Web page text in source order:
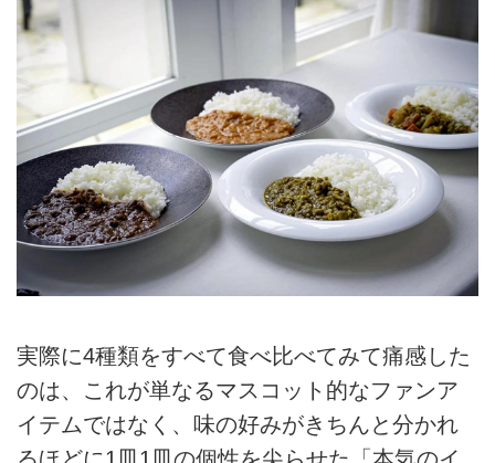
実際に4種類をすべて食べ比べてみて痛感した
のは、これが単なるマスコット的なファンア
イテムではなく、味の好みがきちんと分かれ